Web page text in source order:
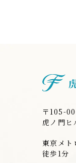
〒105-
虎ノ門ヒ
東京メト
徒歩1分